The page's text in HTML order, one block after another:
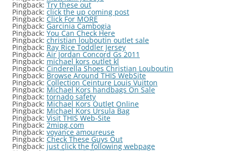
Pingback: Try these out
Pingback: click the up coming post
Pingback: Click For MORE
Pingback: Garcinia Cambogia
Pingback: You Can Check Here
Pingback: christian louboutin outlet sale
Pingback: Ray Rice Toddler Jersey
Pingback: Air Jordan Concord Gs 2011
Pingback: michael kors outlet kl
Pingback: Cinderella Shoes Christian Louboutin
Pingback: Browse Around THIS WebSite
Pingback: Collection Ceinture Louis Vuitton
Pingback: Michael Kors handbags On Sale
Pingback: tornado safety
Pingback: Michael Kors Outlet Online
Pingback: Michael Kors Ursula Bag
Pingback: Visit THIS Web-Site
Pingback: 2mipg.com
Pingback: voyance amoureuse
Pingback: Check These Guys Out
Pingback: just click the following webpage